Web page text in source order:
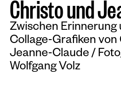
ChristoundJe
Zwischen Erinnerung
Collage-Grafiken von
Jeanne-Claude /
Wolfgang Volz